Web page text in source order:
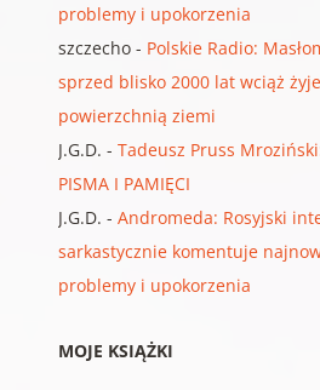
problemy i upokorzenia
szczecho- Polskie Radio:
sprzed blisko 2000 lat wciąż
powierzchnią ziemi
J.G.D. - Tadeusz Pruss
PISMA I PAMIĘCI
J.G.D. - Andromeda: Rosyjski
sarkastycznie komentuje
problemy i upokorzenia
MOJE KSIĄŻKI